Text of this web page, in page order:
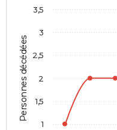
Personnes décédées
1
1,5
2
2,5
3
3,5